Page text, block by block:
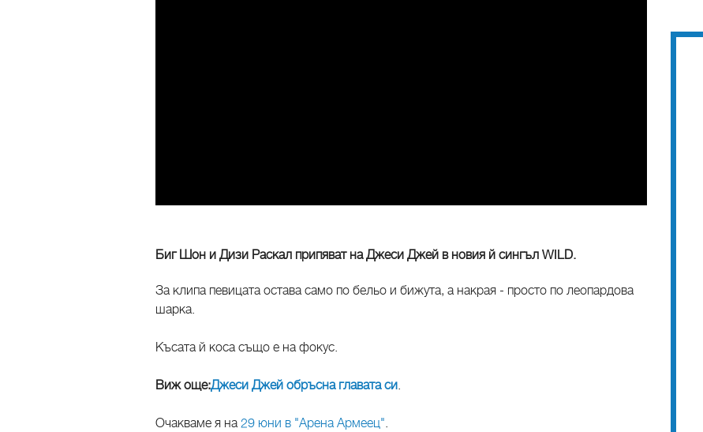
Биг Шон и Дизи Раскал припяват на Джеси Джей в новия й сингъл WILD.
За клипа певицата остава само по бельо и бижута, а накрая - просто по леопардова
шарка.
Късата й коса също е на фокус.
Виж още:Джеси Джей обръсна главата си.
Очакваме я на29 юни в "Арена Армеец".